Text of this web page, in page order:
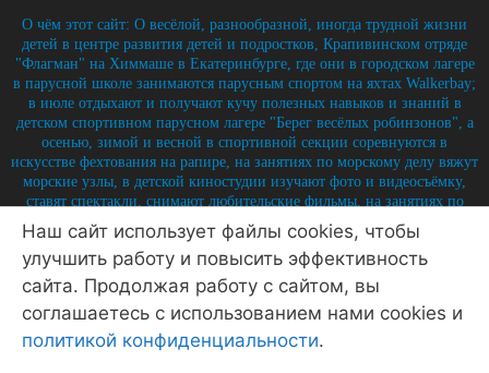
О чём этот сайт: О весёлой, разнообразной, иногда трудной жизни
детей в центре развития детей и подростков, Крапивинском отряде
"Флагман" на Химмаше в Екатеринбурге, где они в городском лагере
в парусной школе занимаются парусным спортом на яхтах Walkerbay;
в июле отдыхают и получают кучу полезных навыков и знаний в
детском спортивном парусном лагере "Берег весёлых робинзонов", а
осенью, зимой и весной в спортивной секции соревнуются в
искусстве фехтования на рапире, на занятиях по морскому делу вяжут
морские узлы, в детской киностудии изучают фото и видеосъёмку,
ставят спектакли, снимают любительские фильмы, на занятиях по
истории углубляют свои знания по историю России и флота, и
круглый год на занятиях по детской журналистике практикуются в
написании заметок, репортажей, интервью, выпуская стен-газету и
выкладывая лучшие материалы на отрядный сайт.
© 2026 Крапивинский отряд Флагман - детский центр
Екатеринбург• Создано вGeneratePress
Наш сайт использует файлы cookies, чтобы
улучшить работу и повысить эффективность
сайта. Продолжая работу с сайтом, вы
соглашаетесь с использованием нами cookies и
политикой конфиденциальности.